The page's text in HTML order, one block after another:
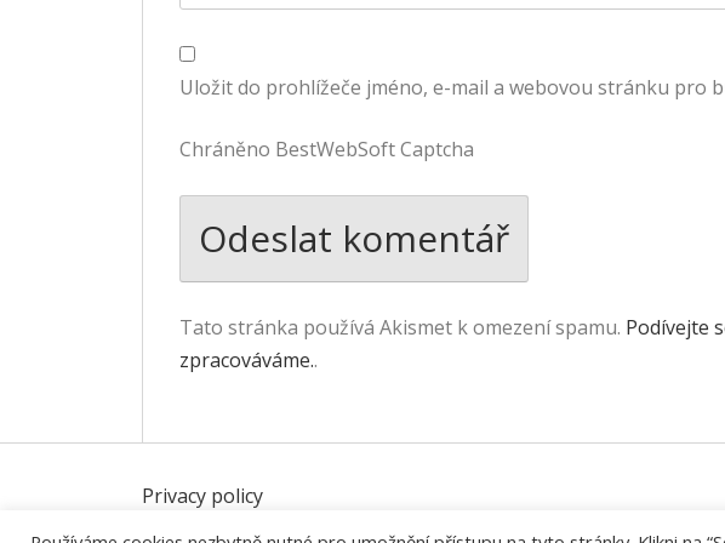
Uložit do prohlížeče jméno, e-mail a webovou stránku pro
Chráněno BestWebSoft Captcha
Tato stránka používá Akismet k omezení spamu. Podívejte
zpracováváme..
Privacy policy